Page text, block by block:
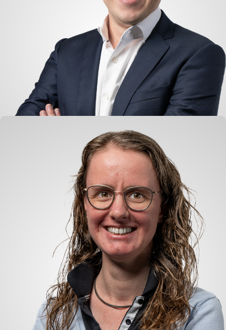
Johan Geleijnse